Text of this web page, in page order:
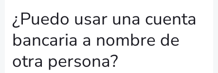
¿Puedo usar una cuenta
bancaria a nombre de
otra persona?